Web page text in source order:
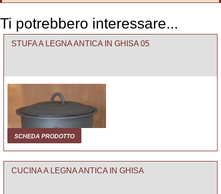
Ti potrebbero interessare...
STUFA A LEGNA ANTICA IN GHISA 05
SCHEDA PRODOTTO
CUCINA A LEGNA ANTICA IN GHISA